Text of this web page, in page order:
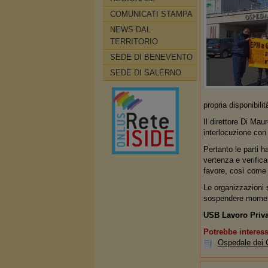
COMUNICATI STAMPA
NEWS DAL
TERRITORIO
SEDE DI BENEVENTO
SEDE DI SALERNO
propria
Il direttore Di
interlocuzione
Pertanto le parti
vertenza e
favore, così come
Le organizzazioni
sospendere
USB Lavoro
Potrebbe
Ospedale dei